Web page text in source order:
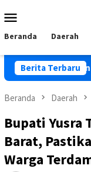
ke
Mobile
Beranda Daerah
Berita Terbaru
dan Raih
Beranda Daerah
Bupati Yusra
Barat,
Warga